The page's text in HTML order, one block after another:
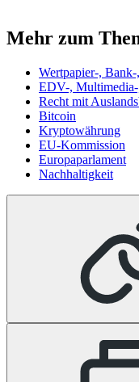
Mehr zum
Wertpapier-,
EDV-,
Recht mit
Bitcoin
Kryptowährung
EU-Kommission
Europaparlament
Nachhaltigkeit